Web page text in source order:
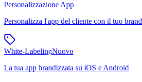
Personalizzazione App
Personalizza l'app del cliente con il tuo brand
White-LabelingNuovo
La tua app brandizzata su iOS e Android